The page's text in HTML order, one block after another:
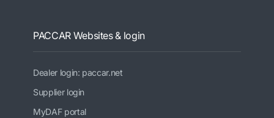
PACCAR Websites & login
Dealer login: paccar.net
Supplier login
MyDAF portal